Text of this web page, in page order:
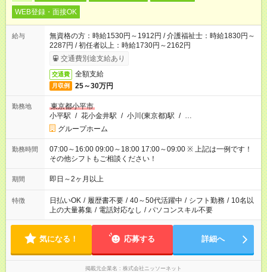
WEB登録・面接OK
給与
無資格の方：時給1530円～1912円 / 介護福祉士：時給1830円～
2287円 / 初任者以上：時給1730円～2162円
交通費別途支給あり
交通費 全額支給
月収例 25～30万円
勤務地
東京都小平市
小平駅 / 花小金井駅 / 小川(東京都)駅 / …
グループホーム
勤務時間
07:00～16:00 09:00～18:00 17:00～09:00 ※ 上記は一例です！
その他シフトもご相談ください！
期間 即日～2ヶ月以上
特徴 日払いOK / 履歴書不要 / 40～50代活躍中 / シフト勤務 / 10名以
上の大量募集 / 電話対応なし / パソコンスキル不要
気になる！ 応募する 詳細へ
掲載元企業名 株式会社ニッソーネット